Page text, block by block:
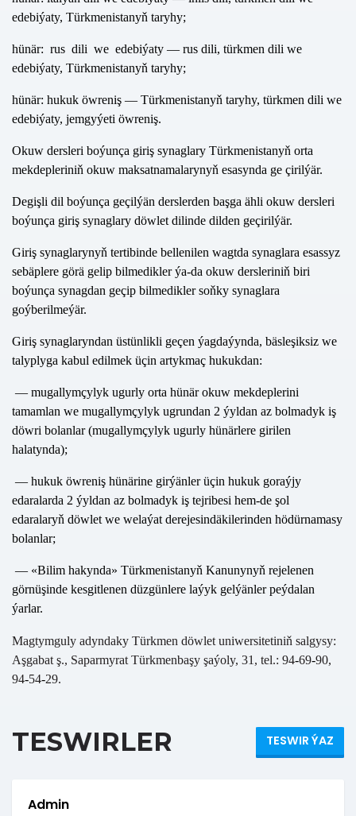
edebiýaty, Türkmenistanyň taryhy;
hünär: rus dili we edebiýaty — rus dili, türkmen dili we
edebiýaty, Türkmenistanyň taryhy;
hünär: hukuk öwreniş — Türkmenistanyň taryhy, türkmen dili we
edebiýaty, jemgyýeti öwreniş.
Okuw dersleri boýunça giriş synaglary Türkmenistanyň orta
mekdepleriniň okuw maksatnamalarynyň esasynda ge çirilýär.
Degişli dil boýunça geçilýän derslerden başga ähli okuw dersleri
boýunça giriş synaglary döwlet dilinde dilden geçirilýär.
Giriş synaglarynyň tertibinde bellenilen wagtda synaglara esassyz
sebäplere görä gelip bilmedikler ýa-da okuw dersleriniň biri
boýunça synagdan geçip bilmedikler soňky synaglara
goýberilmeýär.
Giriş synaglaryndan üstünlikli geçen ýagdaýynda, bäsleşiksiz we
talyplyga kabul edilmek üçin artykmaç hukukdan:
— mugallymçylyk ugurly orta hünär okuw mekdeplerini
tamamlan we mugallymçylyk ugrundan 2 ýyldan az bolmadyk iş
döwri bolanlar (mugallymçylyk ugurly hünärlere girilen
halatynda);
— hukuk öwreniş hünärine girýänler üçin hukuk goraýjy
edaralarda 2 ýyldan az bolmadyk iş tejribesi hem-de şol
edaralaryň döwlet we welaýat derejesindäkilerinden hödürnamasy
bolanlar;
— «Bilim hakynda» Türkmenistanyň Kanunynyň rejelenen
görnüşinde kesgitlenen düzgünlere laýyk gelýänler peýdalan
ýarlar.
Magtymguly adyndaky Türkmen döwlet uniwersitetiniň salgysy:
Aşgabat ş., Saparmyrat Türkmenbaşy şaýoly, 31, tel.: 94-69-90,
94-54-29.
TESWIRLER TESWIR ÝAZ
Admin